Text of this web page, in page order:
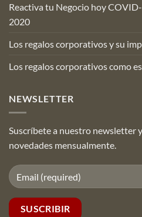
Reactiva tu Negocio hoy
2020
Los regalos corporativos y su
Los regalos corporativos como
NEWSLETTER
Suscríbete a nuestro newsletter
novedades mensualmente.